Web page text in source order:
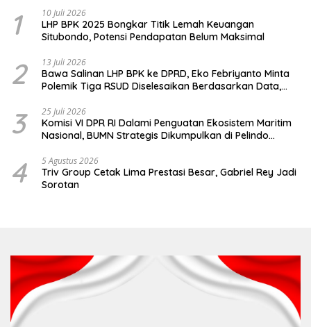
1 10 Juli 2026
LHP BPK 2025 Bongkar Titik Lemah Keuangan
Situbondo, Potensi Pendapatan Belum Maksimal
2 13 Juli 2026
Bawa Salinan LHP BPK ke DPRD, Eko Febriyanto Minta
Polemik Tiga RSUD Diselesaikan Berdasarkan Data,
3 25 Juli 2026
Komisi VI DPR RI Dalami Penguatan Ekosistem Maritim
Nasional, BUMN Strategis Dikumpulkan di Pelindo
4 5 Agustus 2026
Triv Group Cetak Lima Prestasi Besar, Gabriel Rey Jadi
Sorotan